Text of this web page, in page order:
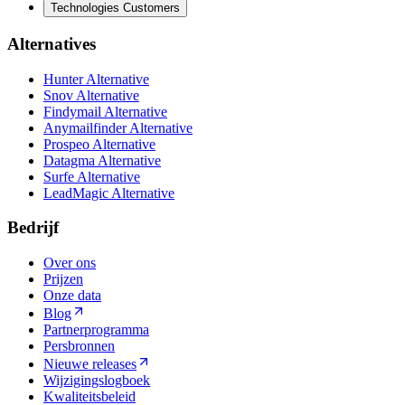
Technologies Customers
Alternatives
Hunter Alternative
Snov Alternative
Findymail Alternative
Anymailfinder Alternative
Prospeo Alternative
Datagma Alternative
Surfe Alternative
LeadMagic Alternative
Bedrijf
Over ons
Prijzen
Onze data
Blog
Partnerprogramma
Persbronnen
Nieuwe releases
Wijzigingslogboek
Kwaliteitsbeleid